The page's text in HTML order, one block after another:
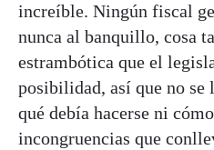
increíble. Ningún fiscal
nunca al banquillo, cosa
estrambótica que el
posibilidad, así que no
qué debía hacerse ni
incongruencias que